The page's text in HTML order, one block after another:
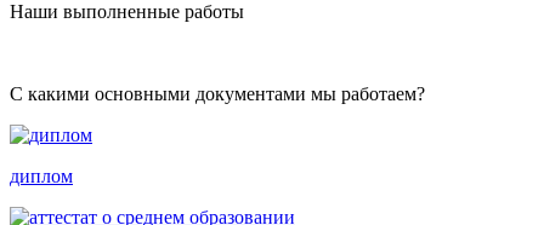
Наши выполненные работы
С какими основными документами мы работаем?
диплом